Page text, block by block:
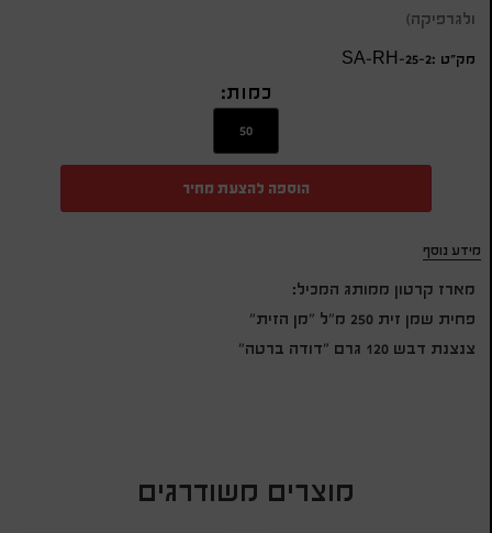
ולגרפיקה)
מק״ט :SA-RH-25-2
כמות:
הוספה להצעת מחיר
מידע נוסף
מארז קרטון ממותג המכיל:
פחית שמן זית 250 מ"ל "מן הזית"
צנצנת דבש 120 גרם "דודה ברטה"
מוצרים משודרגים